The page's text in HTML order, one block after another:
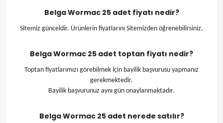
Belga Wormac 25 adet fiyatı nedir?
Sitemiz günceldir. Ürünlerin fiyatlarını Sitemizden öğrenebilirsiniz.
Belga Wormac 25 adet toptan fiyatı nedir?
Toptan fiyatlarımızı görebilmek için bayilik başvurusu yapmanız
gerekmektedir.
Bayilik başvurunuz aynı gün onaylanmaktadır.
Belga Wormac 25 adet nerede satılır?